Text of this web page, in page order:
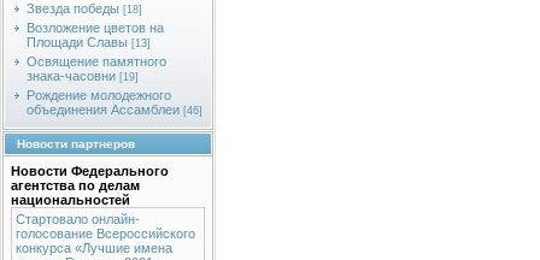
Звезда победы [18]
Возложение цветов на
Площади Славы [13]
Освящение памятного
знака-часовни [19]
Рождение молодежного
объединения Ассамблеи [46]
Новости партнеров
Новости Федерального
агентства по делам
национальностей
Стартовало онлайн-
голосование Всероссийского
конкурса «Лучшие имена